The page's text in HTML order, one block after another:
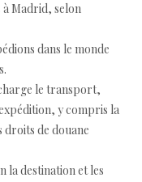
Madrid, selon
dans le monde
le transport,
y compris la
droits de douane
la destination et les